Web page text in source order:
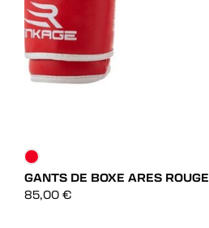
GANTS DE BOXE ARES ROUGE
85,00 €